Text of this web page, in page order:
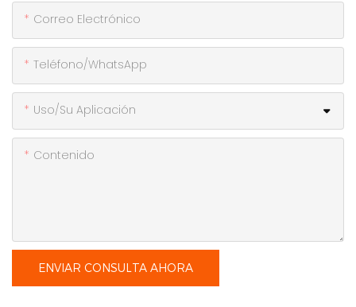
Correo Electrónico
Teléfono/WhatsApp
Uso/Su Aplicación
Contenido
ENVIAR CONSULTA AHORA